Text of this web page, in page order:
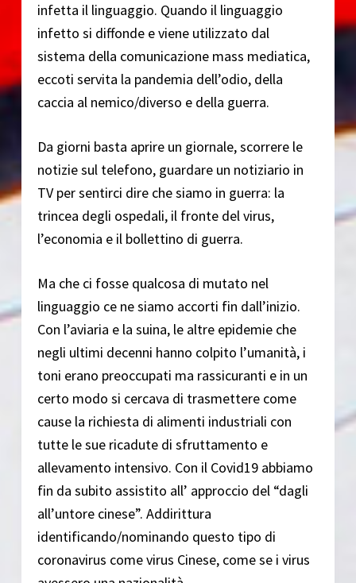
infetta il linguaggio. Quando il linguaggio
infetto si diffonde e viene utilizzato dal
sistema della comunicazione mass mediatica,
eccoti servita la pandemia dell’odio, della
caccia al nemico/diverso e della guerra.
Da giorni basta aprire un giornale, scorrere le
notizie sul telefono, guardare un notiziario in
TV per sentirci dire che siamo in guerra: la
trincea degli ospedali, il fronte del virus,
l’economia e il bollettino di guerra.
Ma che ci fosse qualcosa di mutato nel
linguaggio ce ne siamo accorti fin dall’inizio.
Con l’aviaria e la suina, le altre epidemie che
negli ultimi decenni hanno colpito l’umanità, i
toni erano preoccupati ma rassicuranti e in un
certo modo si cercava di trasmettere come
cause la richiesta di alimenti industriali con
tutte le sue ricadute di sfruttamento e
allevamento intensivo. Con il Covid19 abbiamo
fin da subito assistito all’ approccio del “dagli
all’untore cinese”. Addirittura
identificando/nominando questo tipo di
coronavirus come virus Cinese, come se i virus